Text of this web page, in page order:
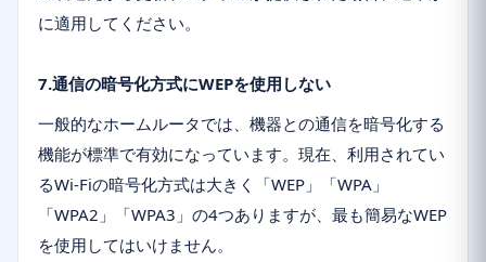
に適用してください。
7.通信の暗号化方式にWEPを使用しない
一般的なホームルータでは、機器との通信を暗号化する
機能が標準で有効になっています。現在、利用されてい
るWi-Fiの暗号化方式は大きく「WEP」「WPA」
「WPA2」「WPA3」の4つありますが、最も簡易なWEP
を使用してはいけません。